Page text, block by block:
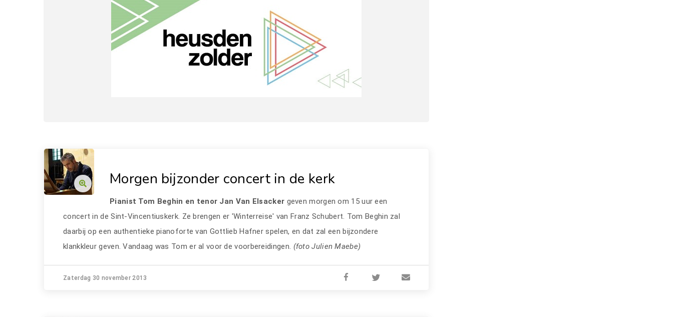
Morgen bijzonder concert in de kerk
Pianist Tom Beghin en tenor Jan Van Elsacker geven morgen om 15 uur een
concert in de Sint-Vincentiuskerk. Ze brengen er 'Winterreise' van Franz Schubert. Tom Beghin zal
daarbij op een authentieke pianoforte van Gottlieb Hafner spelen, en dat zal een bijzondere
klankkleur geven. Vandaag was Tom er al voor de voorbereidingen. (foto Julien Maebe)
Zaterdag 30 november 2013